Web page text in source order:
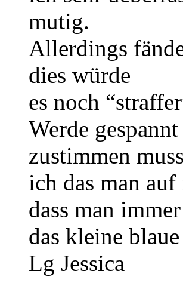
mutig.
Allerdings
dies würde
es noch
Werde
zustimmen muss
ich das man
dass man immer
das kleine
Lg Jessica